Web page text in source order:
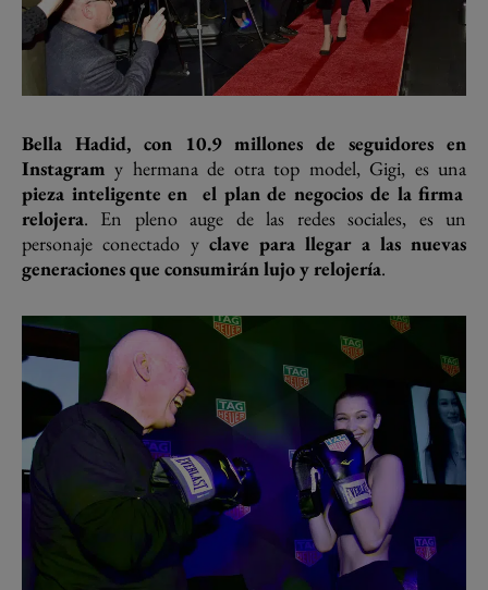
Bella Hadid, con 10.9 millones de seguidores en
Instagram y hermana de otra top model, Gigi, es una
pieza inteligente en el plan de negocios de la firma
relojera. En pleno auge de las redes sociales, es un
personaje conectado y clave para llegar a las nuevas
generaciones que consumirán lujo y relojería.